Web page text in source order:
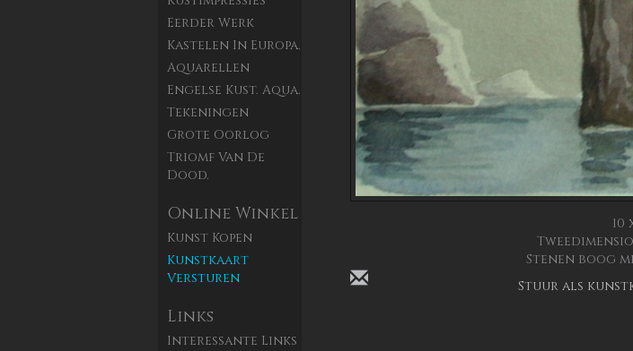
10
Stenen boog
Stuur als
Eerder Werk
Kastelen In Europa.
Aquarellen
Engelse Kust. Aqua.
Tekeningen
Grote Oorlog
Triomf Van De
Dood.
Online Winkel
Kunst Kopen
Kunstkaart
Versturen
Links
Interessante Links